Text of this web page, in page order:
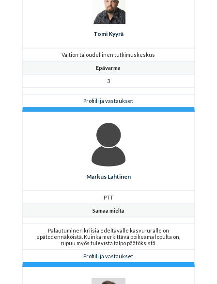
Tomi Kyyrä
Valtion taloudellinen tutkimuskeskus
Epävarma
3
Profiili ja vastaukset
Markus Lahtinen
PTT
Samaa mieltä
Palautuminen kriisiä edeltävälle kasvu-uralle on
epätodennäköistä. Kuinka merkittävä poikeama lopulta on,
riipuu myös tulevista talpo päätöksistä.
Profiili ja vastaukset